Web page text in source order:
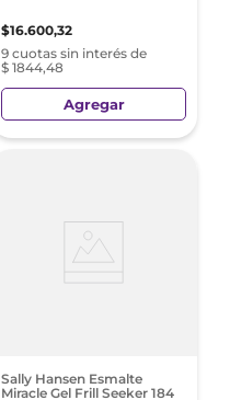
$16.600,32
9 cuotas sin interés de
$ 1844,48
Agregar
Sally Hansen Esmalte
Miracle Gel Frill Seeker 184